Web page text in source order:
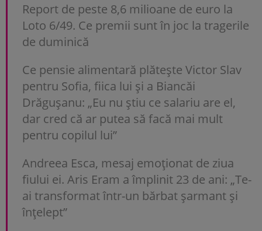
Report de peste 8,6 milioane de euro la
Loto 6/49. Ce premii sunt în joc la tragerile
de duminică
Ce pensie alimentară plătește Victor Slav
pentru Sofia, fiica lui și a Biancăi
Drăgușanu: „Eu nu știu ce salariu are el,
dar cred că ar putea să facă mai mult
pentru copilul lui”
Andreea Esca, mesaj emoționat de ziua
fiului ei. Aris Eram a împlinit 23 de ani: „Te-
ai transformat într-un bărbat șarmant și
înțelept”